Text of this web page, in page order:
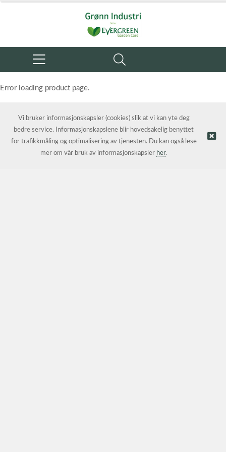
Error loading product page.
© Grønn Industri AS | Nettbutikk levert avKréatif AS
Vi bruker informasjonskapsler (cookies) slik at vi kan yte deg
bedre service. Informasjonskapslene blir hovedsakelig benyttet
for trafikkmåling og optimalisering av tjenesten. Du kan også lese
mer om vår bruk av informasjonskapsler her.